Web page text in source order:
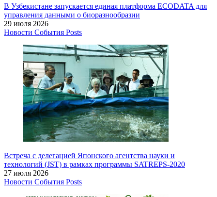
В Узбекистане запускается единая платформа ECODATA для
управления данными о биоразнообразии
29 июля 2026
Новости События Posts
Встреча с делегацией Японского агентства науки и
технологий (JST) в рамках программы SATREPS-2020
27 июля 2026
Новости События Posts